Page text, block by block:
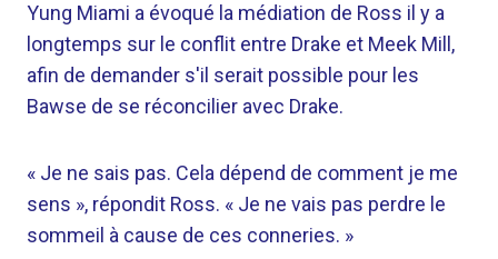
Yung Miami a évoqué la médiation de Ross il y a
longtemps sur le conflit entre Drake et Meek Mill,
afin de demander s'il serait possible pour les
Bawse de se réconcilier avec Drake.
« Je ne sais pas. Cela dépend de comment je me
sens », répondit Ross. « Je ne vais pas perdre le
sommeil à cause de ces conneries. »